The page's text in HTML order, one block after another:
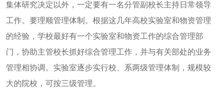
集体研究决定以外，一定要有一名分管副校长主持日常领导
工作。要理顺管理体制。根据这几年高校实验室和物资管理
的经验，学校最好有一个实验室和物资工作的综合管理部
门，协助主管校长抓好综合管理工作，并与有关部处的业务
管理相协调。实验室逐步实行校、系两级管理体制，规模较
大的院校，可按三级管理。